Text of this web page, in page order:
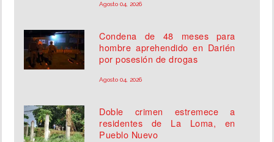
Agosto 04, 2026
Condena de 48 meses para
hombre aprehendido en Darién
por posesión de drogas
Agosto 04, 2026
Doble crimen estremece a
residentes de La Loma, en
Pueblo Nuevo